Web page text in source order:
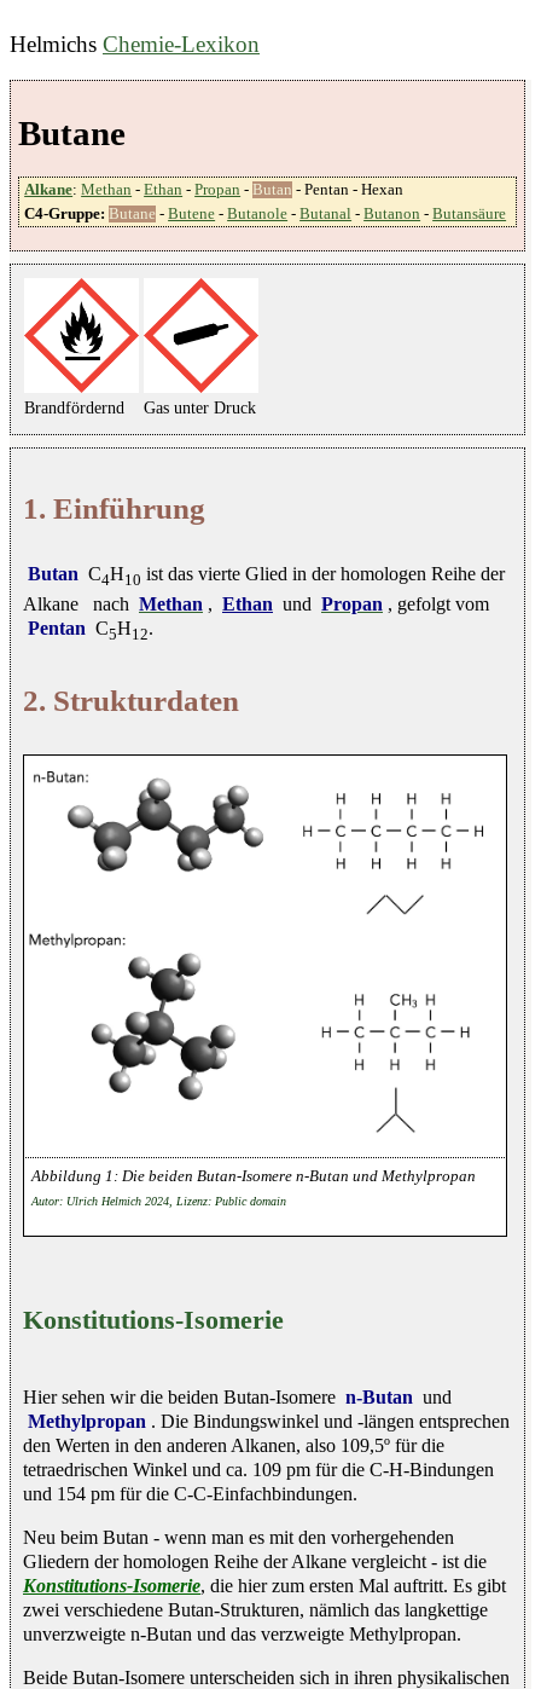
Helmichs Chemie-Lexikon
Butane
Alkane:Methan -Ethan -Propan -Butan - Pentan - Hexan
C4-Gruppe:Butane -Butene -Butanole -Butanal -Butanon -Butansäure
Brandfördernd Gas unter Druck
1. Einführung
Butan C4H10 ist das vierte Glied in der homologen Reihe der
Alkane
nach Methan , Ethan und Propan , gefolgt vom
Pentan C5H12.
2. Strukturdaten
Die beiden Butan-Isomere n-Butan und Methylpropan
Autor: Ulrich Helmich 2024, Lizenz: Public domain
Konstitutions-Isomerie
Hier sehen wir die beiden Butan-Isomere n-Butan und
Methylpropan . Die Bindungswinkel und -längen entsprechen
den Werten in den anderen Alkanen, also 109,5º für die
tetraedrischen Winkel und ca. 109 pm für die C-H-Bindungen
und 154 pm für die C-C-Einfachbindungen.
Neu beim Butan - wenn man es mit den vorhergehenden
Gliedern der homologen Reihe der Alkane vergleicht - ist die
Konstitutions-Isomerie, die hier zum ersten Mal auftritt. Es gibt
zwei verschiedene Butan-Strukturen, nämlich das langkettige
unverzweigte n-Butan und das verzweigte Methylpropan.
Beide Butan-Isomere unterscheiden sich in ihren physikalischen